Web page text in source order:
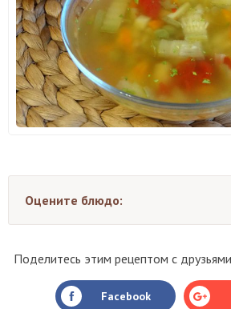
Оцените блюдо:
Поделитесь этим рецептом с
Facebook